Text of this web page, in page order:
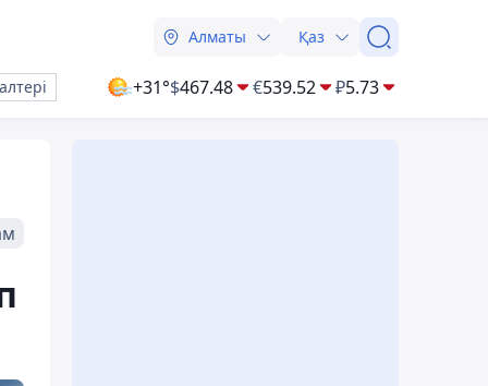
Алматы Қаз
+31°$467.48 €539.52 ₽5.73